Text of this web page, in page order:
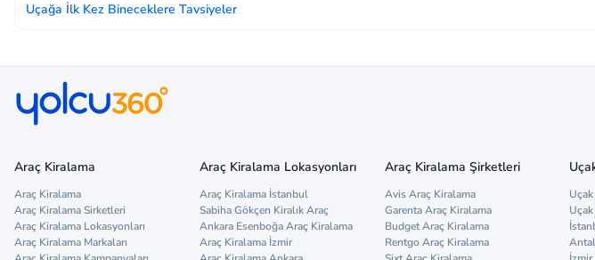
Uçağa İlk Kez Bineceklere Tavsiyeler
Araç Kiralama
Araç Kiralama
Araç Kiralama Sirketleri
Araç Kiralama Lokasyonları
Araç Kiralama Markaları
Araç Kiralama Lokasyonları
Araç Kiralama İstanbul
Sabiha Gökçen Kiralık Araç
Ankara Esenboğa Araç Kiralama
Araç Kiralama İzmir
Araç Kiralama Şirketleri
Avis Araç Kiralama
Garenta Araç Kiralama
Budget Araç Kiralama
Rentgo Araç Kiralama